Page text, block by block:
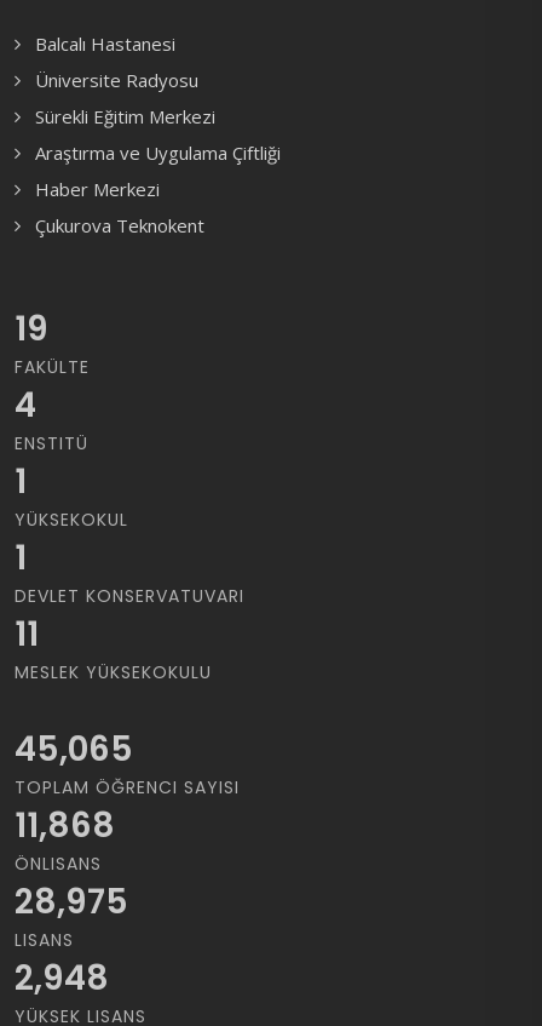
Balcalı Hastanesi
Üniversite Radyosu
Sürekli Eğitim Merkezi
Araştırma ve Uygulama Çiftliği
Haber Merkezi
Çukurova Teknokent
19
FAKÜLTE
4
ENSTITÜ
1
YÜKSEKOKUL
1
DEVLET KONSERVATUVARI
11
MESLEK YÜKSEKOKULU
45,065
TOPLAM ÖĞRENCI SAYISI
11,868
ÖNLISANS
28,975
LISANS
2,948
YÜKSEK LISANS